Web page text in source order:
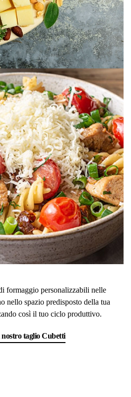
formaggio personalizzabili nelle
nello spazio predisposto della tua
così il tuo ciclo produttivo.
taglio Cubetti